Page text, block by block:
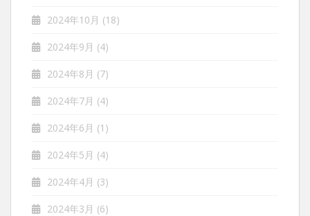
2024年10月 (18)
2024年9月 (4)
2024年8月 (7)
2024年7月 (4)
2024年6月 (1)
2024年5月 (4)
2024年4月 (3)
2024年3月 (6)